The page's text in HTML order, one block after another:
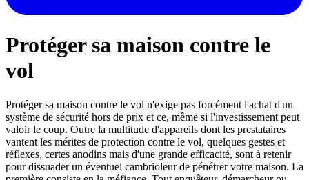
Protéger sa maison contre le
vol
Protéger sa maison contre le vol n'exige pas forcément l'achat d'un
système de sécurité hors de prix et ce, même si l'investissement peut
valoir le coup. Outre la multitude d'appareils dont les prestataires
vantent les mérites de protection contre le vol, quelques gestes et
réflexes, certes anodins mais d'une grande efficacité, sont à retenir
pour dissuader un éventuel cambrioleur de pénétrer votre maison. La